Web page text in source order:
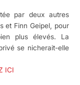
par deux autres
et Finn Geipel, pour
plus élevés. La
se nicherait-elle
ICI